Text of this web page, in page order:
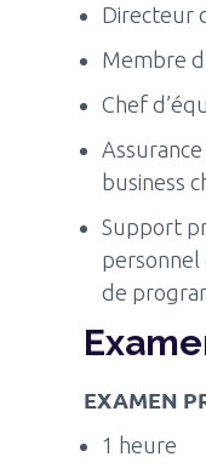
Directeur
Membre
Chef
business
Support
de
EXAMEN
1 heure